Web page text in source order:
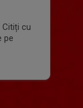
cu
pe